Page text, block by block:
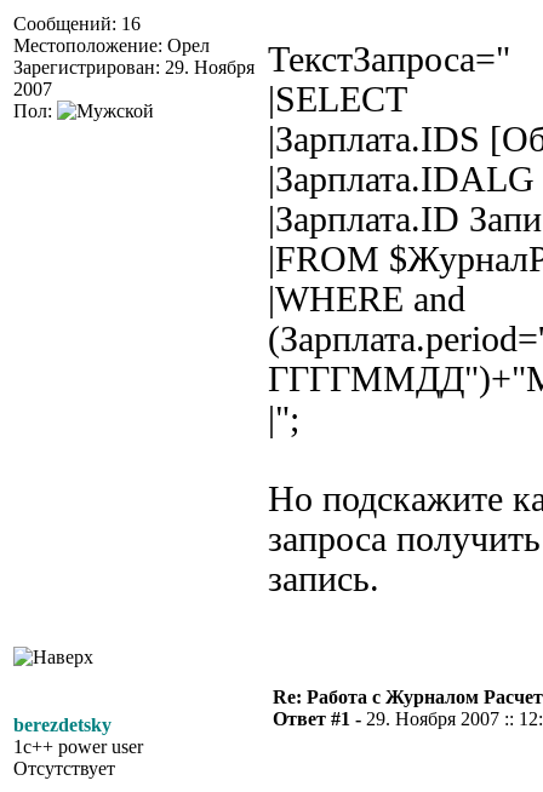
Сообщений: 16
Местоположение: Орел
Зарегистрирован: 29. Ноября
2007
Пол:
ТекстЗапроса="
|SELECT
|Зарплата.IDS
|Зарплата.ID
|FROM
|WHERE and
|";
Но подскажите
запроса
запись.
berezdetsky
1c++ power user
Отсутствует
Re: Работа с Журналом
Ответ #1 - 29. Ноября 2007 ::